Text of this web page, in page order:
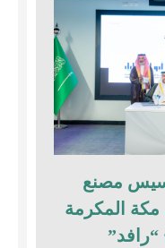
مصنع
مكة المكرمة